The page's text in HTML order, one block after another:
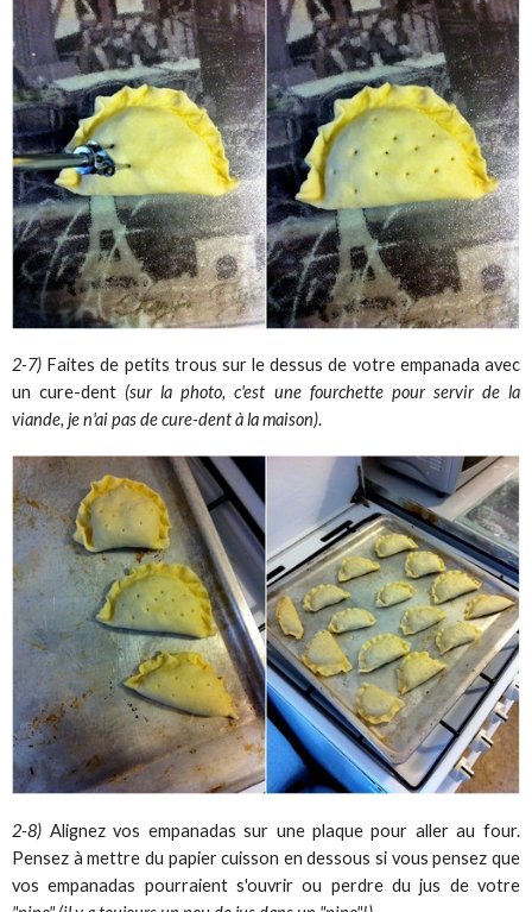
2-7) Faites de petits trous sur le dessus de votre empanada avec
un cure-dent (sur la photo, c'est une fourchette pour servir de la
viande, je n'ai pas de cure-dent à la maison).
2-8) Alignez vos empanadas sur une plaque pour aller au four.
Pensez à mettre du papier cuisson en dessous si vous pensez que
vos empanadas pourraient s'ouvrir ou perdre du jus de votre